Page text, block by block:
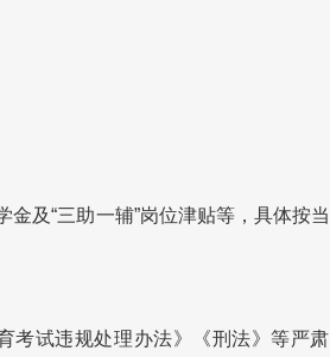
及“三助一辅”岗位津贴等，具体按
试违规处理办法》《刑法》等严